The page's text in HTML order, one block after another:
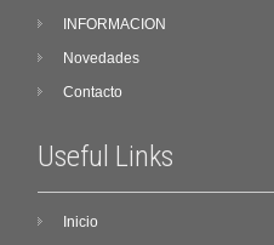
INFORMACION
Novedades
Contacto
Useful Links
Inicio